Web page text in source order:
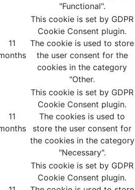
"Functional".
11
This cookie is set by GDPR
Cookie Consent plugin.
The cookie is used to store
the user consent for the
cookies in the category
"Other.
11
This cookie is set by GDPR
Cookie Consent plugin.
The cookies is used to
store the user consent for
the cookies in the category
"Necessary".
This cookie is set by GDPR
Cookie Consent plugin.